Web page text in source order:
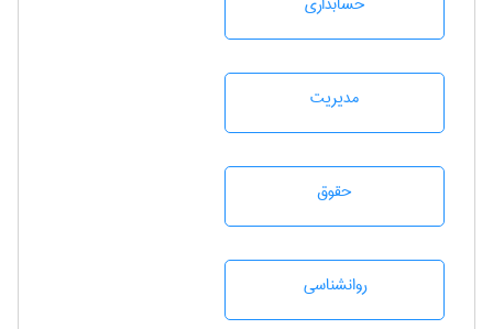
مديريت
حقوق
روانشناسی